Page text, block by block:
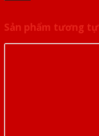
Sản phẩm tương tự